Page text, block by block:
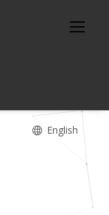
English